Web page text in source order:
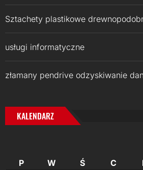
Sztachety plastikowe
usługi informatyczne
złamany pendrive odzyskiwanie
KALENDARZ
P W Ś C